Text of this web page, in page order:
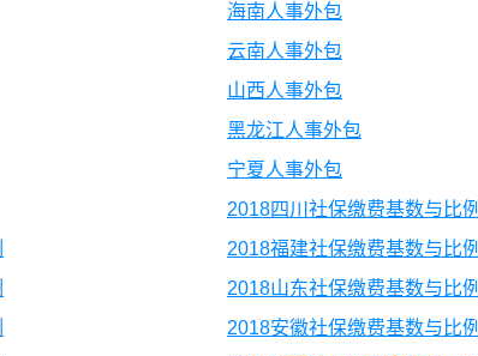
海南人事外包
云南人事外包
山西人事外包
黑龙江人事外包
宁夏人事外包
2018四川社保缴费基数与比例
2018福建社保缴费基数与比例
2018山东社保缴费基数与比例
2018安徽社保缴费基数与比例